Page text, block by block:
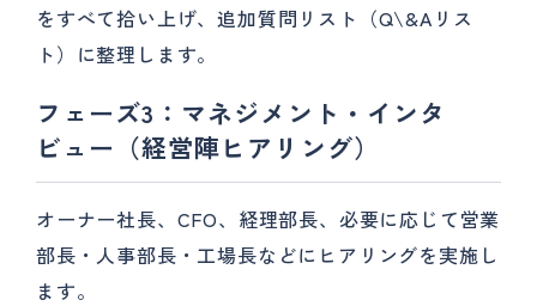
をすべて拾い上げ、追加質問リスト（Q\&Aリス
ト）に整理します。
フェーズ3：マネジメント・インタ
ビュー（経営陣ヒアリング）
オーナー社長、CFO、経理部長、必要に応じて営業
部長・人事部長・工場長などにヒアリングを実施し
ます。